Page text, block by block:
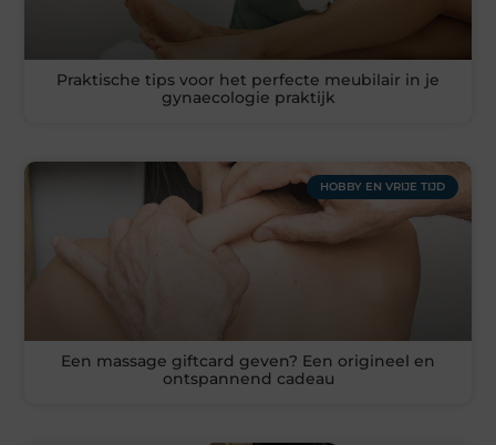
Praktische tips voor het perfecte meubilair in je
gynaecologie praktijk
HOBBY EN VRIJE TIJD
Een massage giftcard geven? Een origineel en
ontspannend cadeau